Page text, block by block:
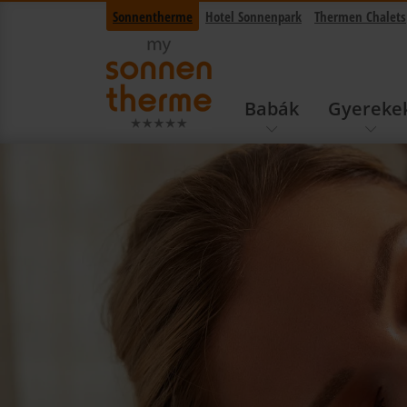
Sonnentherme Hotel Sonnenpark Thermen Chalets
Babák